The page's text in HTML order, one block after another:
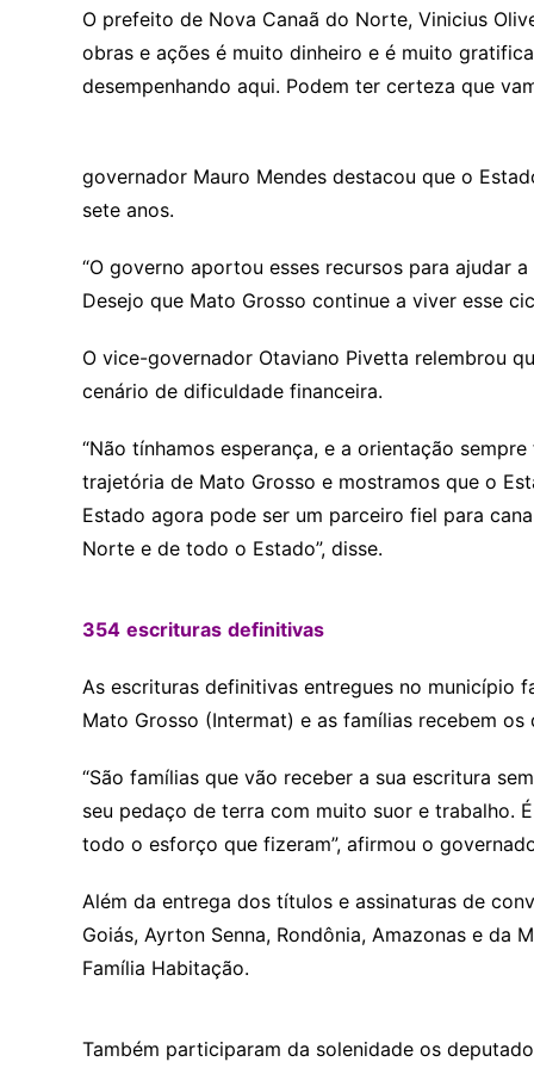
O prefeito de Nova Canaã do Norte, Vinicius
obras e ações é muito dinheiro e é muito
desempenhando aqui. Podem ter certeza que
governador Mauro Mendes destacou que o
sete anos.
“O governo aportou esses recursos para ajudar
Desejo que Mato Grosso continue a viver esse
O vice-governador Otaviano Pivetta relembrou
cenário de dificuldade financeira.
“Não tínhamos esperança, e a orientação
trajetória de Mato Grosso e mostramos que o
Estado agora pode ser um parceiro fiel para
Norte e de todo o Estado”, disse.
354 escrituras definitivas
As escrituras definitivas entregues no município
Mato Grosso (Intermat) e as famílias recebem
“São famílias que vão receber a sua escritura
seu pedaço de terra com muito suor e trabalho.
todo o esforço que fizeram”, afirmou o
Além da entrega dos títulos e assinaturas de
Goiás, Ayrton Senna, Rondônia, Amazonas e da
Família Habitação.
Também participaram da solenidade os